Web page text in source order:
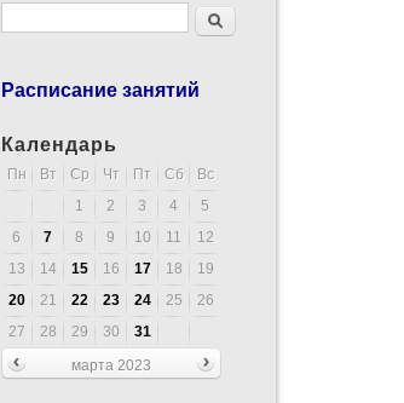
Форма поискаПоиск
Расписание занятий
Календарь
Пн Вт Ср Чт Пт Сб
Вс
1
2 3 4
5
6
7 8 9 10 11
12
13
14 15 16 17 18
19
20
21 22 23 24 25
26
27
28 29 30
31
марта 2023